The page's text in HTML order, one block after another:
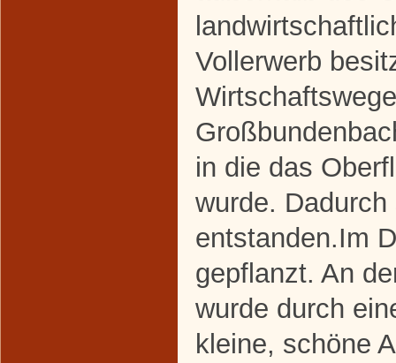
Vollerwerb
in die das
wurde.
entstanden.Im
gepflanzt. An
wurde durch
kleine, schöne